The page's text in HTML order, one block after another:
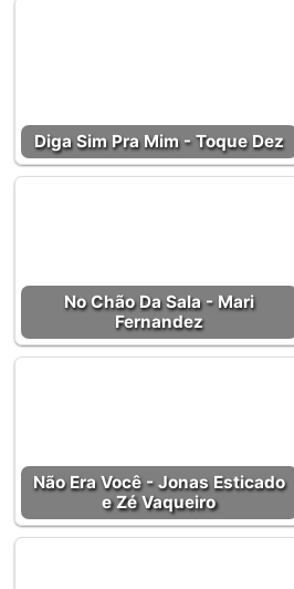
Diga Sim Pra Mim - Toque Dez
No Chão Da Sala - Mari
Fernandez
Não Era Você - Jonas Esticado
e Zé Vaqueiro